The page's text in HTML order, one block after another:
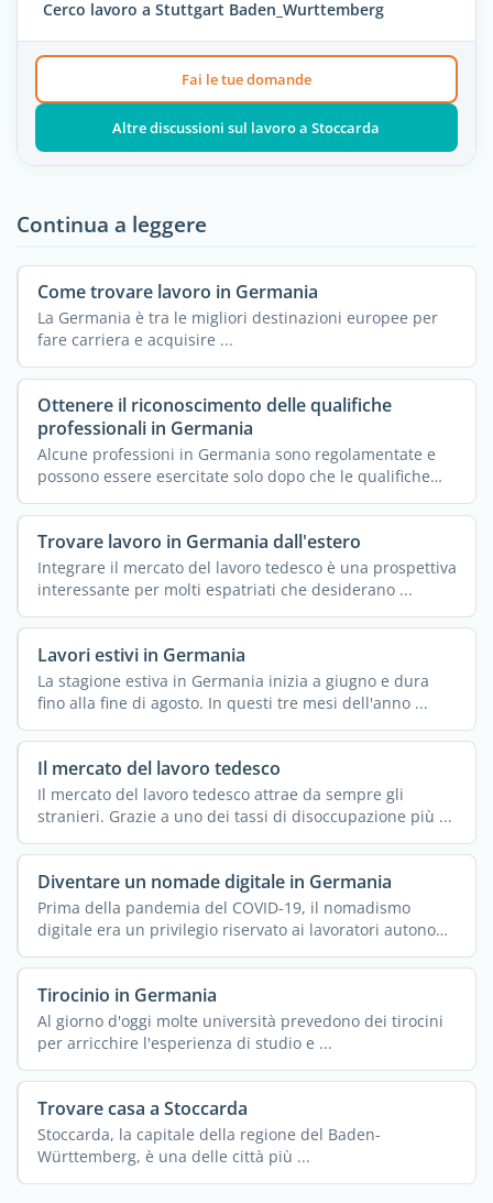
Cerco lavoro a Stuttgart Baden_Wurttemberg
Fai le tue domande
Altre discussioni sul lavoro a Stoccarda
Continua a leggere
Come trovare lavoro in Germania
La Germania è tra le migliori destinazioni europee per
fare carriera e acquisire ...
Ottenere il riconoscimento delle qualifiche
professionali in Germania
Alcune professioni in Germania sono regolamentate e
possono essere esercitate solo dopo che le qualifiche
ottenute ...
Trovare lavoro in Germania dall'estero
Integrare il mercato del lavoro tedesco è una prospettiva
interessante per molti espatriati che desiderano ...
Lavori estivi in Germania
La stagione estiva in Germania inizia a giugno e dura
fino alla fine di agosto. In questi tre mesi dell'anno ...
Il mercato del lavoro tedesco
Il mercato del lavoro tedesco attrae da sempre gli
stranieri. Grazie a uno dei tassi di disoccupazione più ...
Diventare un nomade digitale in Germania
Prima della pandemia del COVID-19, il nomadismo
digitale era un privilegio riservato ai lavoratori autonomi
o agli ...
Tirocinio in Germania
Al giorno d'oggi molte università prevedono dei tirocini
per arricchire l'esperienza di studio e ...
Trovare casa a Stoccarda
Stoccarda, la capitale della regione del Baden-
Württemberg, è una delle città più ...